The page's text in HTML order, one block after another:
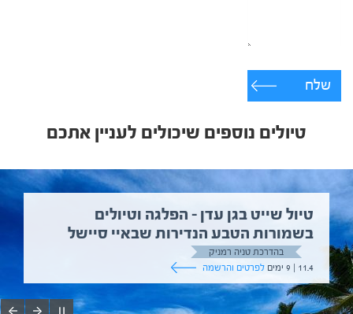
שלח
טיולים נוספים שיכולים לעניין אתכם
טיול שייט בגן עדן – הפלגה וטיולים
בשמורות הטבע הנדירות שבאיי סיישל
בהדרכת טניה רמניק
11.4 | 9 ימים
לפרטים והרשמה